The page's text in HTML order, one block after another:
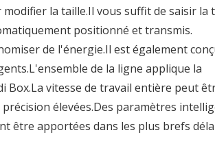
la taille.Il vous suffit de saisir la
positionné et transmis.
de l'énergie.Il est également
de la ligne applique la
vitesse de travail entière peut
élevées.Des paramètres
être apportées dans les plus brefs